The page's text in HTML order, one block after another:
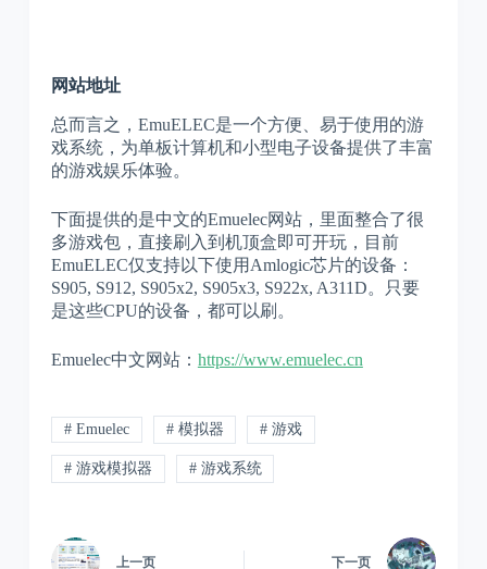
网站地址
总而言之，EmuELEC是一个方便、易于使用的游
戏系统，为单板计算机和小型电子设备提供了丰富
的游戏娱乐体验。
下面提供的是中文的Emuelec网站，里面整合了很
多游戏包，直接刷入到机顶盒即可开玩，目前
EmuELEC仅支持以下使用Amlogic芯片的设备：
S905, S912, S905x2, S905x3, S922x, A311D。只要
是这些CPU的设备，都可以刷。
Emuelec中文网站： https://www.emuelec.cn
# Emuelec # 模拟器 # 游戏
# 游戏模拟器 # 游戏系统
上一页 下一页